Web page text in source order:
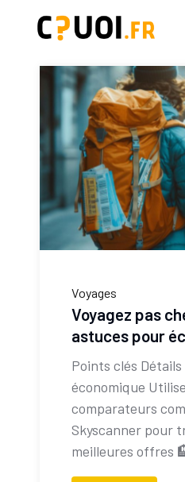
Voyages
Voyagez pas
astuces pour
Points clés Détails
économique
comparateurs
Skyscanner pour
meilleures offres